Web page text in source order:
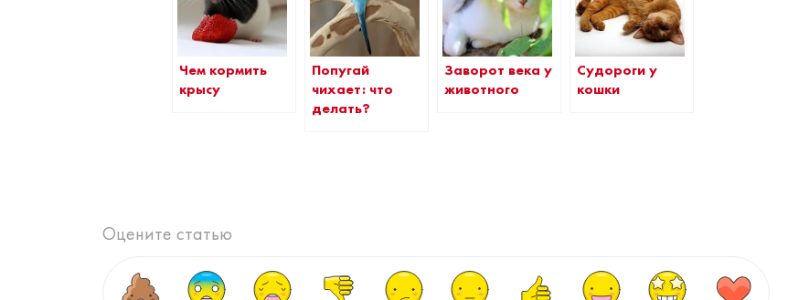
Чем кормить
крысу
Попугай
чихает: что
делать?
Заворот века у
животного
Судороги у
кошки
Оцените статью